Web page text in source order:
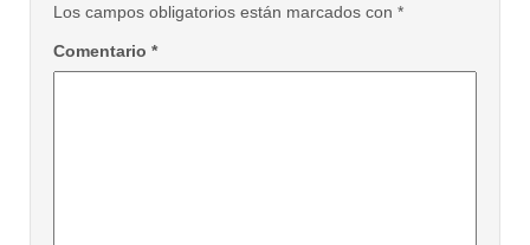
Los campos obligatorios están marcados con *
Comentario *